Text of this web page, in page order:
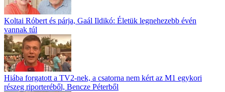
Koltai Róbert és párja, Gaál Ildikó: Életük legnehezebb évén
vannak túl
Hiába forgatott a TV2-nek, a csatorna nem kért az M1 egykori
részeg riporteréből, Bencze Péterből